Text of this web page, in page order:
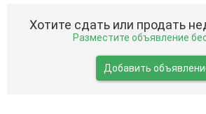
Хотите сдать или продать
Разместите объявление
Добавить